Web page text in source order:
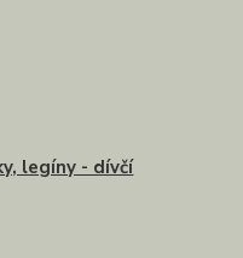
legíny - dívčí